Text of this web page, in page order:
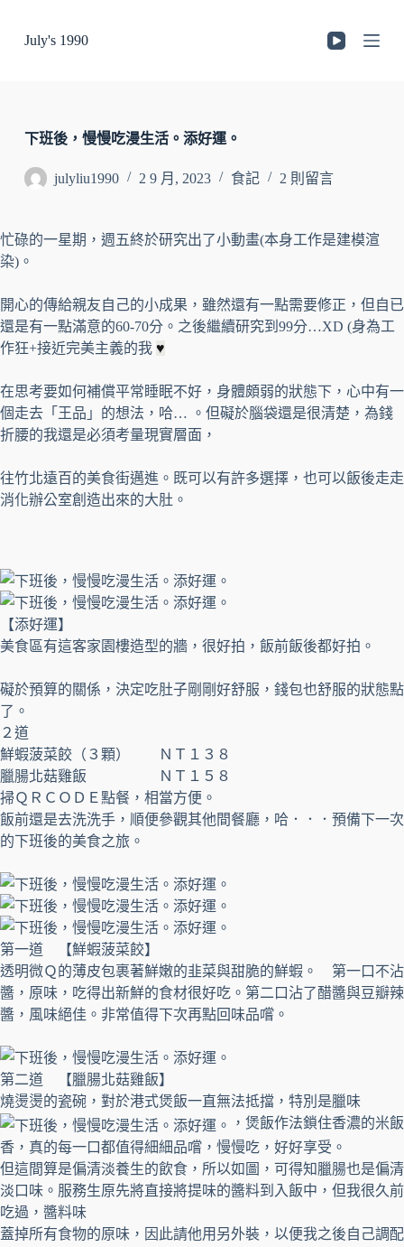
至
容
July's 1990
下班後，慢慢吃漫生活。添好運。
julyliu1990 2 9 月, 2023 食記 2 則留言
忙碌的一星期，週五終於研究出了小動畫(本身工作是建模渲
染)。
開心的傳給親友自己的小成果，雖然還有一點需要修正，但自已
還是有一點滿意的60-70分。之後繼續研究到99分…XD (身為工
作狂+接近完美主義的我 ♥
在思考要如何補償平常睡眠不好，身體頗弱的狀態下，心中有一
個走去「王品」的想法，哈… 。但礙於腦袋還是很清楚，為錢
折腰的我還是必須考量現實層面，
往竹北遠百的美食街邁進。既可以有許多選擇，也可以飯後走走
消化辦公室創造出來的大肚。
【添好運】
美食區有這客家園樓造型的牆，很好拍，飯前飯後都好拍。
礙於預算的關係，決定吃肚子剛剛好舒服，錢包也舒服的狀態點
了。
２道
鮮蝦菠菜餃（３顆） ＮＴ１３８
臘腸北菇雞飯 ＮＴ１５８
掃ＱＲＣＯＤＥ點餐，相當方便。
飯前還是去洗洗手，順便參觀其他間餐廳，哈．．．預備下一次
的下班後的美食之旅。
第一道 【鮮蝦菠菜餃】
透明微Ｑ的薄皮包裹著鮮嫩的韭菜與甜脆的鮮蝦。 第一口不沾
醬，原味，吃得出新鮮的食材很好吃。第二口沾了醋醬與豆瓣辣
醬，風味絕佳。非常值得下次再點回味品嚐。
第二道 【臘腸北菇雞飯】
燒燙燙的瓷碗，對於港式煲飯一直無法抵擋，特別是臘味
，煲飯作法鎖住香濃的米飯
香，真的每一口都值得細細品嚐，慢慢吃，好好享受。
但這間算是偏清淡養生的飲食，所以如圖，可得知臘腸也是偏清
淡口味。服務生原先將直接將提味的醬料到入飯中，但我很久前
吃過，醬料味
蓋掉所有食物的原味，因此請他用另外裝，以便我之後自己調配